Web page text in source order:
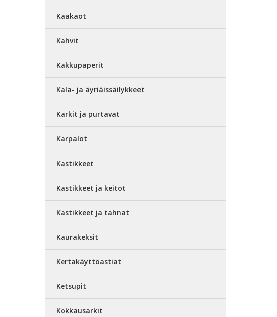
Kaakaot
Kahvit
Kakkupaperit
Kala- ja äyriäissäilykkeet
Karkit ja purtavat
Karpalot
Kastikkeet
Kastikkeet ja keitot
Kastikkeet ja tahnat
Kaurakeksit
Kertakäyttöastiat
Ketsupit
Kokkausarkit